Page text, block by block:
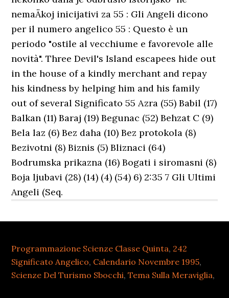
Programmazione Scienze Classe Quinta, 242
Significato Angelico, Calendario Novembre 1995,
Scienze Del Turismo Sbocchi,Tema Sulla Meraviglia,